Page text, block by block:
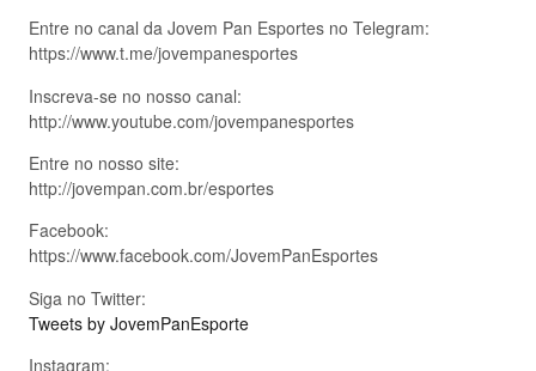
Entre no canal da Jovem Pan Esportes no Telegram:
https://www.t.me/jovempanesportes
Inscreva-se no nosso canal:
http://www.youtube.com/jovempanesportes
Entre no nosso site:
http://jovempan.com.br/esportes
Facebook:
https://www.facebook.com/JovemPanEsportes
Siga no Twitter:
Tweets by JovemPanEsporte
Instagram: